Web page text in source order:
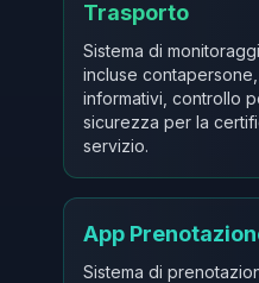
Trasporto
Sistema di
incluse
informativi, controllo
sicurezza per la
servizio.
App
Sistema di